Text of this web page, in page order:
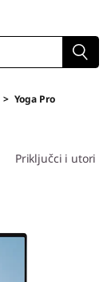
> Yoga Pro
Priključci i utori